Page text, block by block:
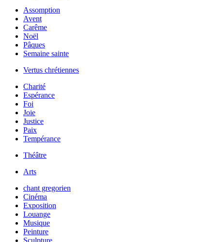
Assomption
Avent
Carême
Noël
Pâques
Semaine sainte
Vertus chrétiennes
Charité
Espérance
Foi
Joie
Justice
Paix
Tempérance
Théâtre
Arts
chant gregorien
Cinéma
Exposition
Louange
Musique
Peinture
Sculpture